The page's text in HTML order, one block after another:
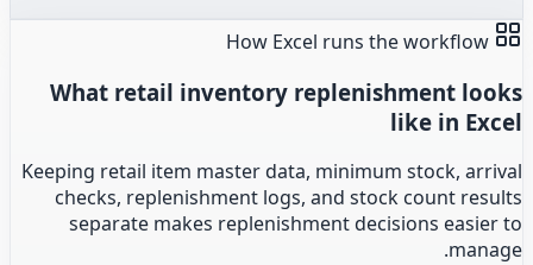
What retail inventory replenishment looks
like in Excel
Keeping retail item master data, minimum stock, arrival
checks, replenishment logs, and stock count results
separate makes replenishment decisions easier to
manage.